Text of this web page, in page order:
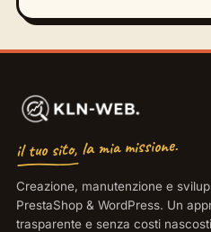
il tuo sito, la mia missione.
Creazione, manutenzione e
PrestaShop & WordPress. Un
trasparente e senza costi